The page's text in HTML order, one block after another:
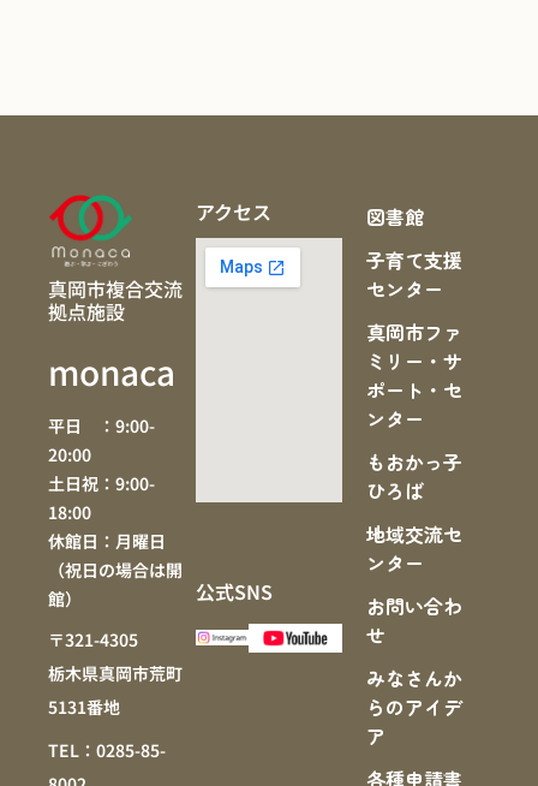
真岡市複合交流
拠点施設
monaca
平日 ：9:00-
20:00
土日祝：9:00-
18:00
休館日：月曜日
（祝日の場合は開
館）
〒321-4305
栃木県真岡市荒町
5131番地
TEL：0285-85-
アクセス
公式SNS
図書館
子育て支援
センター
真岡市ファ
ミリー・サ
ポート・セ
ンター
もおかっ子
ひろば
地域交流セ
ンター
お問い合わ
せ
みなさんか
らのアイデ
ア
各種申請書